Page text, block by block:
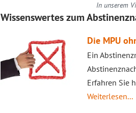
In unserem
Wissenswertes zum
Die MPU
Ein
Erfahren Sie
Weiterlesen...